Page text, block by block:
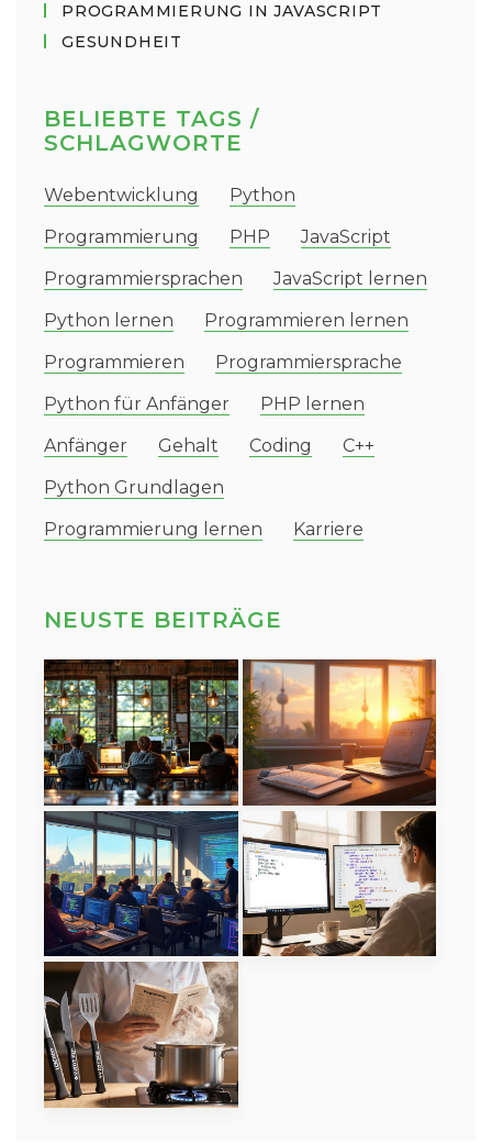
PROGRAMMIERUNG IN JAVASCRIPT
GESUNDHEIT
BELIEBTE TAGS /
SCHLAGWORTE
Webentwicklung
Python
Programmierung
PHP
JavaScript
Programmiersprachen
JavaScript lernen
Python lernen
Programmieren lernen
Programmieren
Programmiersprache
Python für Anfänger
PHP lernen
Anfänger
Gehalt Coding
C++
Python Grundlagen
Programmierung lernen
Karriere
NEUSTE BEITRÄGE